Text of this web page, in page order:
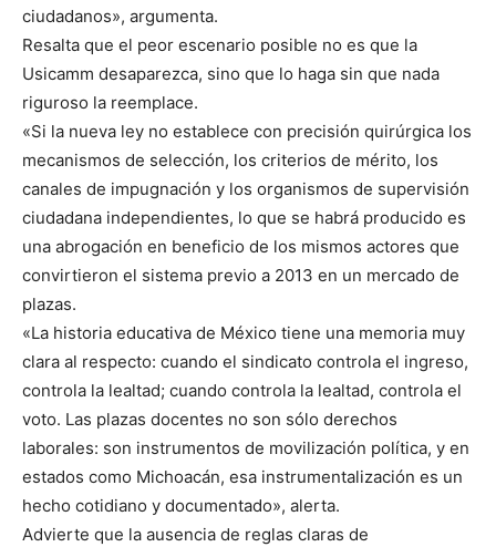
ciudadanos», argumenta.
Resalta que el peor escenario posible no es que la
Usicamm desaparezca, sino que lo haga sin que nada
riguroso la reemplace.
«Si la nueva ley no establece con precisión quirúrgica los
mecanismos de selección, los criterios de mérito, los
canales de impugnación y los organismos de supervisión
ciudadana independientes, lo que se habrá producido es
una abrogación en beneficio de los mismos actores que
convirtieron el sistema previo a 2013 en un mercado de
plazas.
«La historia educativa de México tiene una memoria muy
clara al respecto: cuando el sindicato controla el ingreso,
controla la lealtad; cuando controla la lealtad, controla el
voto. Las plazas docentes no son sólo derechos
laborales: son instrumentos de movilización política, y en
estados como Michoacán, esa instrumentalización es un
hecho cotidiano y documentado», alerta.
Advierte que la ausencia de reglas claras de